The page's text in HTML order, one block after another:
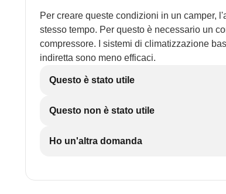
Per creare queste condizioni in un camper,
stesso tempo. Per questo è necessario un
compressore. I sistemi di climatizzazione
indiretta sono meno efficaci.
Questo è stato utile
Questo non è stato utile
Ho un'altra domanda